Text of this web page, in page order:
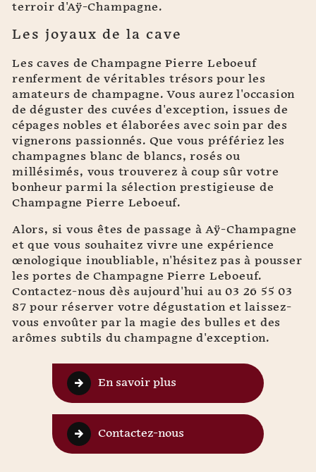
terroir d'Aÿ-Champagne.
Les joyaux de la cave
Les caves de Champagne Pierre Leboeuf
renferment de véritables trésors pour les
amateurs de champagne. Vous aurez l'occasion
de déguster des cuvées d'exception, issues de
cépages nobles et élaborées avec soin par des
vignerons passionnés. Que vous préfériez les
champagnes blanc de blancs, rosés ou
millésimés, vous trouverez à coup sûr votre
bonheur parmi la sélection prestigieuse de
Champagne Pierre Leboeuf.
Alors, si vous êtes de passage à Aÿ-Champagne
et que vous souhaitez vivre une expérience
œnologique inoubliable, n'hésitez pas à pousser
les portes de Champagne Pierre Leboeuf.
Contactez-nous dès aujourd'hui au 03 26 55 03
87 pour réserver votre dégustation et laissez-
vous envoûter par la magie des bulles et des
arômes subtils du champagne d'exception.
En savoir plus
Contactez-nous